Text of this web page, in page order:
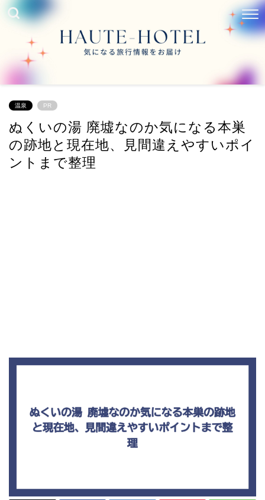
温泉 PR
ぬくいの湯 廃墟なのか気になる本巣
の跡地と現在地、見間違えやすいポイ
ントまで整理